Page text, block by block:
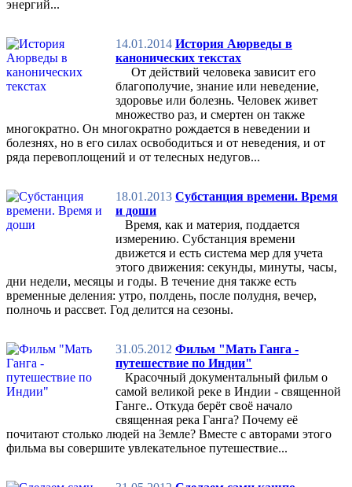
энергий...
14.01.2014 История Аюрведы в
канонических текстах
От действий человека зависит его
благополучие, знание или неведение,
здоровье или болезнь. Человек живет
множество раз, и смертен он также
многократно. Он многократно рождается в неведении и
болезнях, но в его силах освободиться и от неведения, и от
ряда перевоплощений и от телесных недугов...
18.01.2013 Субстанция времени. Время
и доши
Время, как и материя, поддается
измерению. Субстанция времени
движется и есть система мер для учета
этого движения: секунды, минуты, часы,
дни недели, месяцы и годы. В течение дня также есть
временные деления: утро, полдень, после полудня, вечер,
полночь и рассвет. Год делится на сезоны.
31.05.2012 Фильм "Мать Ганга -
путешествие по Индии"
Красочный документальный фильм о
самой великой реке в Индии - священной
Ганге.. Откуда берёт своё начало
священная река Ганга? Почему её
почитают столько людей на Земле? Вместе с авторами этого
фильма вы совершите увлекательное путешествие...